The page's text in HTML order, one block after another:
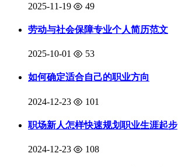
2025-11-19 49
劳动与社会保障专业个人简历范文
2025-10-01 53
如何确定适合自己的职业方向
2024-12-23 101
职场新人怎样快速规划职业生涯起步
2024-12-23 108